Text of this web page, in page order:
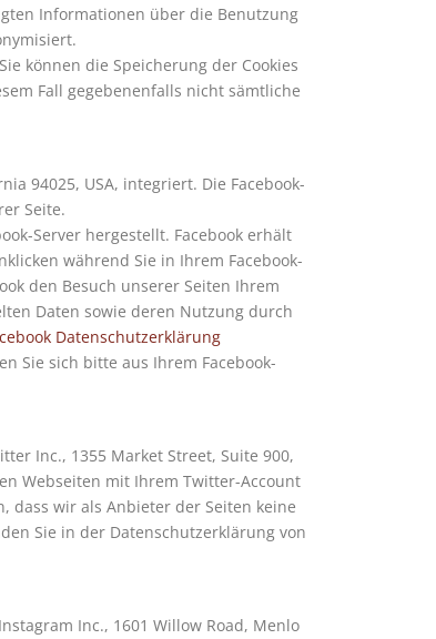
Informationen über die Benutzung
können die Speicherung der Cookies
Fall gegebenenfalls nicht sämtliche
94025, USA, integriert. Die Facebook-
Seite.
Server hergestellt. Facebook erhält
während Sie in Ihrem Facebook-
den Besuch unserer Seiten Ihrem
Daten sowie deren Nutzung durch
Datenschutzerklärung
Sie sich bitte aus Ihrem Facebook-
Inc., 1355 Market Street, Suite 900,
Webseiten mit Ihrem Twitter-Account
dass wir als Anbieter der Seiten keine
Sie in der Datenschutzerklärung von
Inc., 1601 Willow Road, Menlo